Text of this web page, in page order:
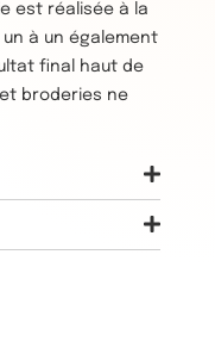
est réalisée à la
à un également
final haut de
broderies ne